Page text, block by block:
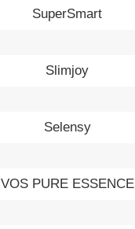
SuperSmart
Slimjoy
Selensy
VOS PURE ESSENCE